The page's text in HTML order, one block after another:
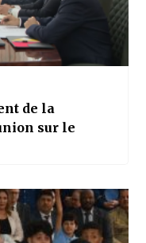
de la
sur le